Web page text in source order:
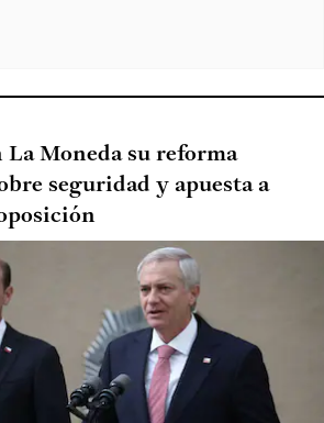
La Moneda su reforma
seguridad y apuesta a